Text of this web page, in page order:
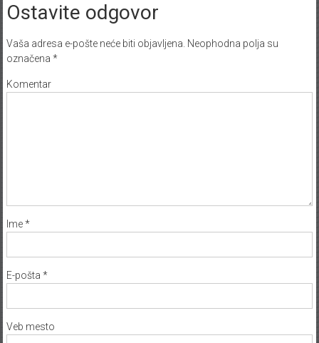
Ostavite odgovor
Vaša adresa e-pošte neće biti objavljena. Neophodna polja su
označena *
Komentar
Ime*
E-pošta *
Veb mesto